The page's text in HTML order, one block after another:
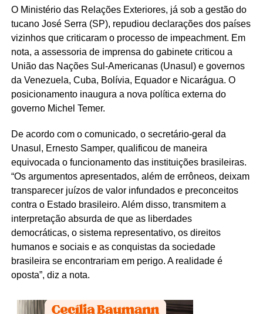
O Ministério das Relações Exteriores, já sob a gestão do
tucano José Serra (SP), repudiou declarações dos países
vizinhos que criticaram o processo de impeachment. Em
nota, a assessoria de imprensa do gabinete criticou a
União das Nações Sul-Americanas (Unasul) e governos
da Venezuela, Cuba, Bolívia, Equador e Nicarágua. O
posicionamento inaugura a nova política externa do
governo Michel Temer.
De acordo com o comunicado, o secretário-geral da
Unasul, Ernesto Samper, qualificou de maneira
equivocada o funcionamento das instituições brasileiras.
“Os argumentos apresentados, além de errôneos, deixam
transparecer juízos de valor infundados e preconceitos
contra o Estado brasileiro. Além disso, transmitem a
interpretação absurda de que as liberdades
democráticas, o sistema representativo, os direitos
humanos e sociais e as conquistas da sociedade
brasileira se encontrariam em perigo. A realidade é
oposta”, diz a nota.